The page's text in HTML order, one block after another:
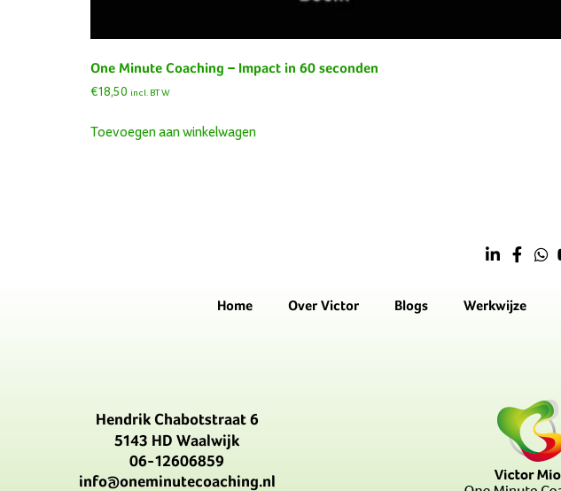
One Minute Coaching – Impact in 60 seconden
€18,50 incl. BTW
Toevoegen aan winkelwagen
Home Over Victor Blogs Werkwijze
Hendrik Chabotstraat 6
5143 HD Waalwijk
06-12606859
info@oneminutecoaching.nl